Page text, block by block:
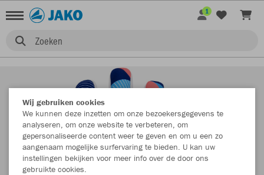
Zoeken
1
Wij gebruiken cookies
We kunnen deze inzetten om onze bezoekersgegevens te
analyseren, om onze website te verbeteren, om
gepersonaliseerde content weer te geven en om u een zo
aangenaam mogelijke surfervaring te bieden. U kan uw
instellingen bekijken voor meer info over de door ons
gebruikte cookies.